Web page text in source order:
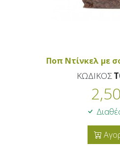
Ποπ Ντίνκελ με
ΚΩΔΙΚΟΣ
2,50